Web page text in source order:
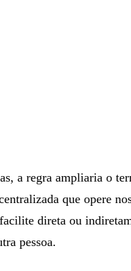
a regra ampliaria o
que opere
direta ou
pessoa.